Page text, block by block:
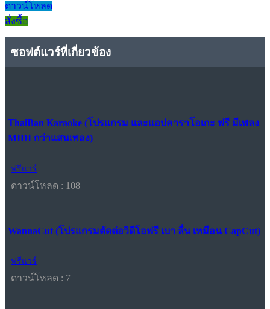
ดาวน์โหลด
สั่งซื้อ
ซอฟต์แวร์ที่เกี่ยวข้อง
ThaiBan Karaoke (โปรแกรม และแอปคาราโอเกะ ฟรี มีเพลง
MIDI กว่าแสนเพลง)
ฟรีแวร์
ดาวน์โหลด : 108
WannaCut (โปรแกรมตัดต่อวิดีโอฟรี เบา ลื่น เหมือน CapCut)
ฟรีแวร์
ดาวน์โหลด : 7